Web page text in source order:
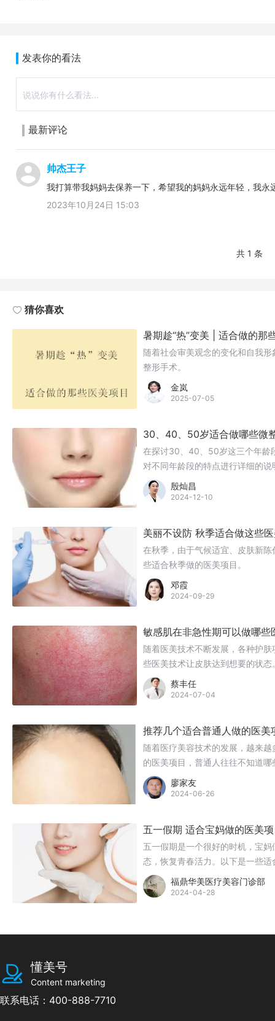
发表你的看法
最新评论
帅杰王子
我打算带我妈妈去保养一下，希望我的妈妈永远年轻，我永
2023年10月24日 15:03
共 1 条
猜你喜欢
暑期趁“热”变美 | 适合做的那
随着社会审美观念的变化和自我
整形手术。
金岚
2025-07-05
30、40、50岁适合做哪些微
在探讨30、40、50岁这三个年龄
对不同年龄段的特点进行详细的说
殷灿昌
2024-12-10
美丽不设防 秋季适合做这些
在秋季，由于气候适宜、皮肤新
些适合秋季做的医美项目。
邓霞
2024-09-29
敏感肌在非急性期可以做哪些
随着医美技术不断发展，各种护
些医美技术让皮肤达到想要的状态
蔡丰任
2024-07-04
推荐几个适合普通人做的医美
随着医疗美容技术的发展，越来
的医美项目，普通人往往不知道
它们既安全又有效，可以帮助改
廖家友
2024-06-26
五一假期 适合宝妈做的医美
五一假期是一个很好的时机，宝
态，恢复青春活力。以下是一些
福鼎华美医疗美容门诊部
2024-04-28
懂美号
Content marketing
联系电话：400-888-7710